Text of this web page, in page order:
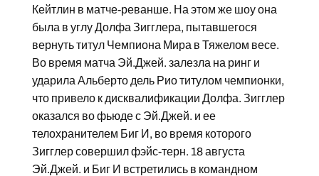
Кейтлин в матче-реванше. На этом же шоу она
была в углу Долфа Зигглера, пытавшегося
вернуть титул Чемпиона Мира в Тяжелом весе.
Во время матча Эй.Джей. залезла на ринг и
ударила Альберто дель Рио титулом чемпионки,
что привело к дисквалификации Долфа. Зигглер
оказался во фьюде с Эй.Джей. и ее
телохранителем Биг И, во время которого
Зигглер совершил фэйс-терн. 18 августа
Эй.Джей. и Биг И встретились в командном